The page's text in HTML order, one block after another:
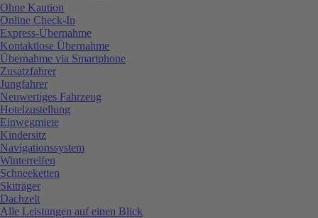
Ohne Kaution
Online Check-In
Express-Übernahme
Kontaktlose Übernahme
Übernahme via Smartphone
Zusatzfahrer
Jungfahrer
Neuwertiges Fahrzeug
Hotelzustellung
Einwegmiete
Kindersitz
Navigationssystem
Winterreifen
Schneeketten
Skiträger
Dachzelt
Alle Leistungen auf einen Blick